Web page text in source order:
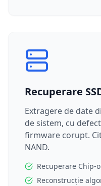
Recuperare
Extragere de date
de sistem, cu
firmware corupt.
NAND.
Recuperare Chip-
Reconstrucție